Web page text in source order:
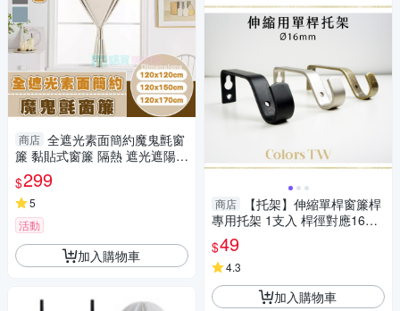
商店 全遮光素面簡約魔鬼氈窗
簾 黏貼式窗簾 隔熱 遮光遮陽
窗簾布 門簾 不透光
$299
5
活動
加入購物車
商店
【托架】伸縮單桿窗簾桿
專用托架 1支入 桿徑對應16m
m 配件 五金用品
$49
4.3
加入購物車